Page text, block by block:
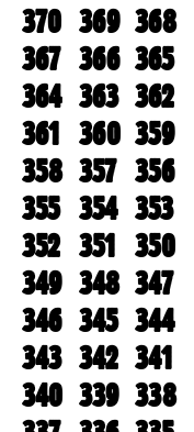
370 369 368
367 366 365
364 363 362
361 360 359
358 357 356
355 354 353
352 351 350
349 348 347
346 345 344
343 342 341
340 339 338